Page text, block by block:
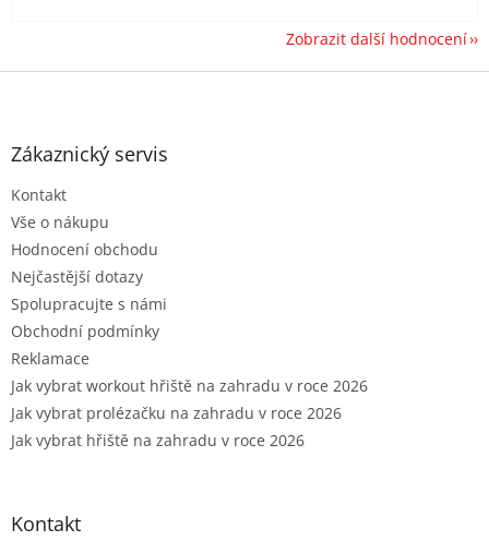
Zobrazit další hodnocení
Z
Zákaznický servis
Kontakt
Vše o nákupu
Hodnocení obchodu
Nejčastější dotazy
Spolupracujte s námi
Obchodní podmínky
Reklamace
Jak vybrat workout hřiště na zahradu v roce 2026
Jak vybrat prolézačku na zahradu v roce 2026
Jak vybrat hřiště na zahradu v roce 2026
Kontakt